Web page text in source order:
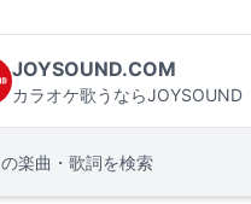
JOYSOUND.COM
カラオケ歌うならJOYSOUND
の楽曲・歌詞を検索